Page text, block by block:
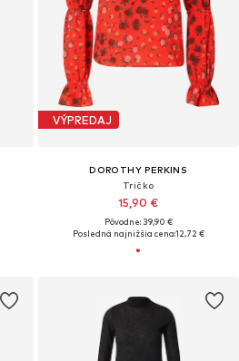
VÝPREDAJ
DOROTHY PERKINS
Tričko
15,90 €
Pôvodne: 39,90 €
Posledná najnižšia cena:12,72 €